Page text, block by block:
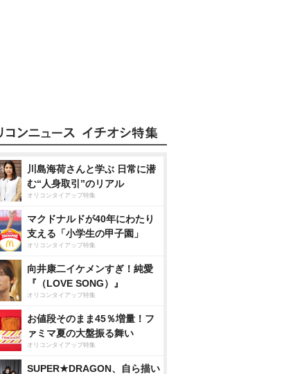
川島海荷さんと学ぶ 日常に潜
む“人身取引”のリアル
オリコンタイアップ特集
マクドナルドが40年にわたり
支える「小学生の甲子園」
オリコンタイアップ特集
向井康二イケメンすぎ！純愛
『（LOVE SONG）』
オリコンタイアップ特集
お値段そのまま45％増量！フ
ァミマ夏の大盤振る舞い
オリコンタイアップ特集
SUPER★DRAGON、自ら描い